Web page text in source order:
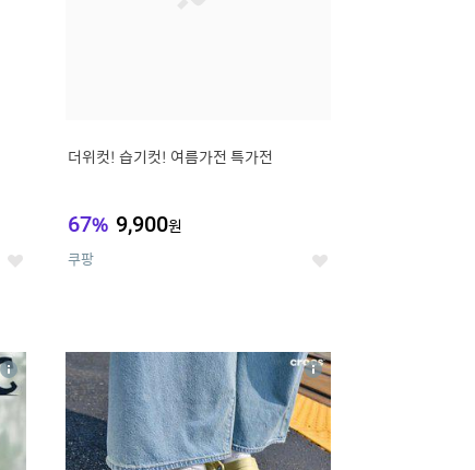
좋
더위컷! 습기컷! 여름가전 특가전
67% 9,900원
쿠팡 좋
상
세
16
상
세